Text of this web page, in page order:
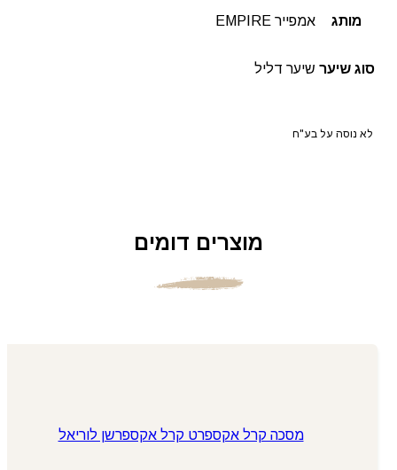
מותג אמפייר EMPIRE
סוג שיער שיער דליל
לא נוסה על בע"ח
מוצרים דומים
מסכה קרל אקספרט קרל אקספרשן לוריאל